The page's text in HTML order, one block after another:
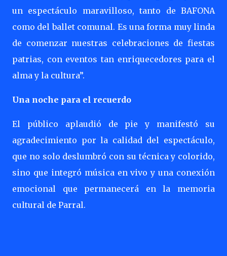
un espectáculo maravilloso, tanto de BAFONA
como del ballet comunal. Es una forma muy linda
de comenzar nuestras celebraciones de fiestas
patrias, con eventos tan enriquecedores para el
alma y la cultura”.
Una noche para el recuerdo
El público aplaudió de pie y manifestó su
agradecimiento por la calidad del espectáculo,
que no solo deslumbró con su técnica y colorido,
sino que integró música en vivo y una conexión
emocional que permanecerá en la memoria
cultural de Parral.